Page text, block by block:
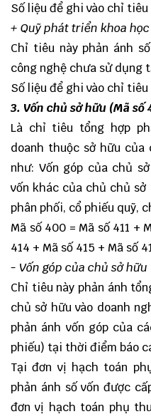
Số liệu để ghi vào chỉ tiêu
+ Quỹ phát triển khoa
Chỉ tiêu này phản ánh
công nghệ chưa sử dụng
Số liệu để ghi vào chỉ tiêu
3. Vốn chủ sở hữu (Mã số
Là chỉ tiêu tổng hợp
doanh thuộc sở hữu của
như: Vốn góp của chủ
vốn khác của chủ chủ
phân phối, cổ phiếu quỹ,
Mã số 400 = Mã số 411 +
414 + Mã số 415 + Mã số
- Vốn góp của chủ sở hữu
Chỉ tiêu này phản ánh
chủ sở hữu vào doanh
phản ánh vốn góp của
phiếu) tại thời điểm báo
Tại đơn vị hạch toán
phản ánh số vốn được
đơn vị hạch toán phụ